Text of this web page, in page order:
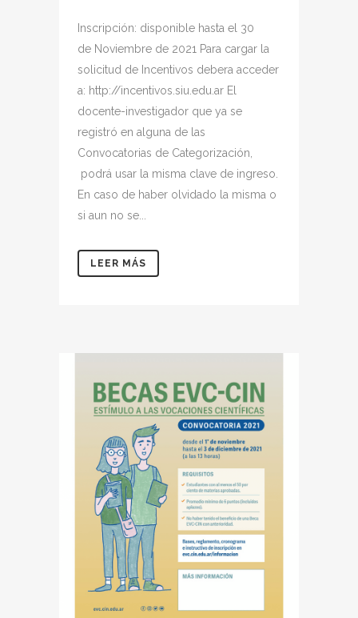
Inscripción: disponible hasta el 30
de Noviembre de 2021 Para cargar la
solicitud de Incentivos debera acceder
a: http://incentivos.siu.edu.ar El
docente-investigador que ya se
registró en alguna de las
Convocatorias de Categorización,
podrá usar la misma clave de ingreso.
En caso de haber olvidado la misma o
si aun no se...
LEER MÁS